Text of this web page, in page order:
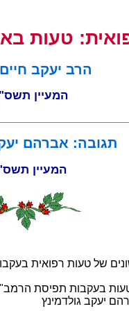
טעות
הרב יעקב
המעיין
תגובה: אברהם
המעיין
של טעות רפואית
בעקבות תפיסת
יעקב גולדמינץ